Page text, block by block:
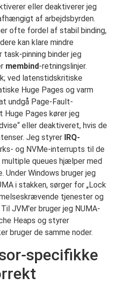
eller deaktiverer jeg
af arbejdsbyrden.
ofte fordel af stabil binding,
kan klare mindre
task-pinning binder jeg
membind-retningslinjer.
ved latenstidskritiske
Huge Pages og varm
undgå Page-Fault-
Huge Pages kører jeg
eller deaktiveret, hvis de
Jeg styrer IRQ-
og NVMe-interrupts til de
queues hjælper med
Windows bruger jeg
i stakken, sørger for „Lock
tjenester og
JVM'er bruger jeg NUMA-
Heaps og styrer
bruger de samme noder.
specifikke